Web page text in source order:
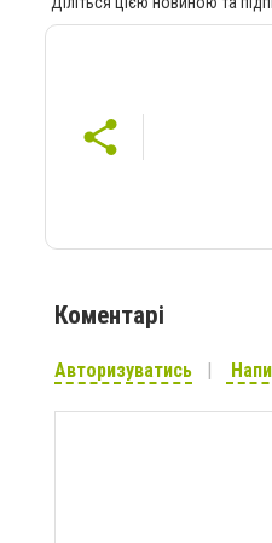
Коментарі
Авторизуватись